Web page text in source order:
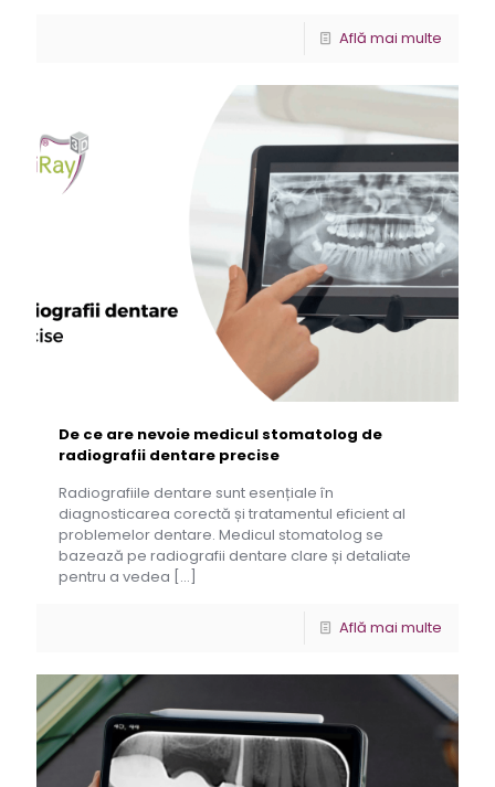
Află mai multe
De ce are nevoie medicul stomatolog de
radiografii dentare precise
Radiografiile dentare sunt esențiale în
diagnosticarea corectă și tratamentul eficient al
problemelor dentare. Medicul stomatolog se
bazează pe radiografii dentare clare și detaliate
pentru a vedea […]
Află mai multe